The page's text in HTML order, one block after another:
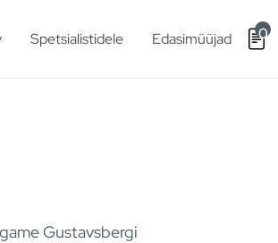
Spetsialistidele Edasimüüjad 0
Gustavsbergi